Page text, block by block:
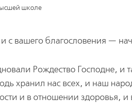
школе
вашего благословения —
Рождество Господне,
хранил нас всех, и наш
и в отношении здоровья,